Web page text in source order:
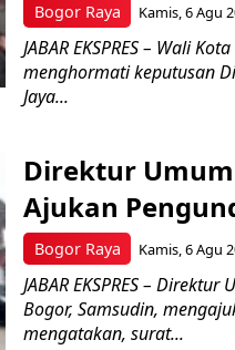
Bogor Raya Kamis, 6 Agu
JABAR EKSPRES – Wali
menghormati keputusan
Jaya...
Bogor Raya
Direktur Umum
Ajukan
Kamis, 6 Agu
JABAR EKSPRES –
Bogor, Samsudin,
mengatakan, surat...